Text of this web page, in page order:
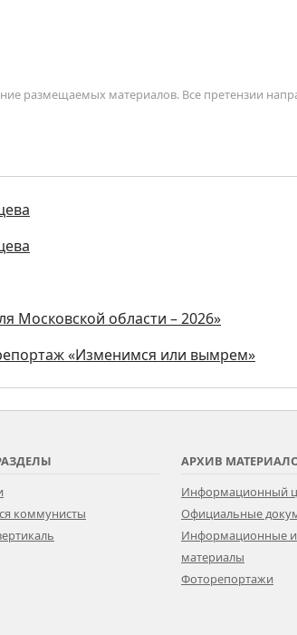
размещаемых материалов. Все претензии
Московской области – 2026»
«Изменимся или вымрем»
коммунисты
АРХИВ
Информационный
Официальные
Информационные и
материалы
Фоторепортажи